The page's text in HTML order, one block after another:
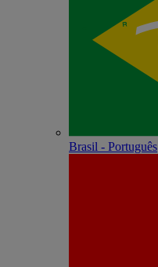
Brasil - Português